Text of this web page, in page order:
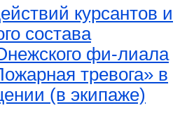
курсантов и
состава
фи-лиала
тревога» в
(в экипаже)